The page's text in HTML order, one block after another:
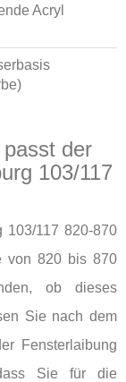
Acryl
der
103/117
103/117 820-870
von 820 bis 870
ob dieses
Sie nach dem
Fensterlaibung
Sie für die